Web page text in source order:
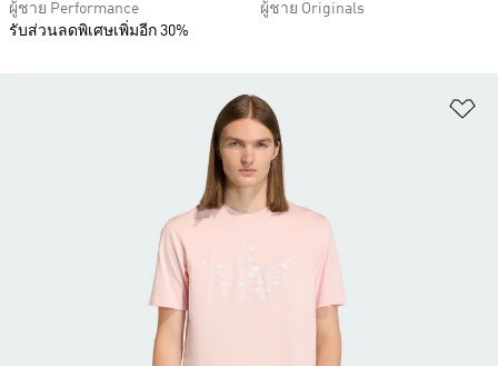
ผู้ชาย Performance
รับส่วนลดพิเศษเพิ่มอีก 30%
ผู้ชาย Originals